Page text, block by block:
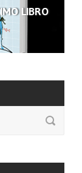
LIBRO